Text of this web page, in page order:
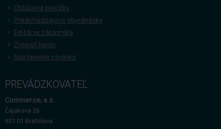
Oblúbené položky
Predchádzajúce objednávky
Editácia zákazníka
Zmeniť heslo
Nastavenie cookies
PREVÁDZKOVATEĽ
Commerce, a.s.
Čajakova 26
831 01 Bratislava